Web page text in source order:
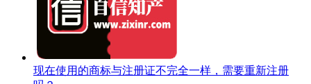
现在使用的商标与注册证不完全一样，需要重新注册